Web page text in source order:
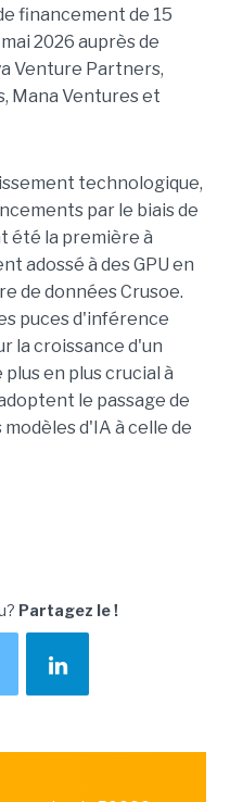
financement de 15
2026 auprès de
Venture Partners,
Mana Ventures et
technologique,
par le biais de
été la première à
adossé à des GPU en
de données Crusoe.
puces d'inférence
la croissance d'un
en plus crucial à
le passage de
d'IA à celle de
Partagez le !